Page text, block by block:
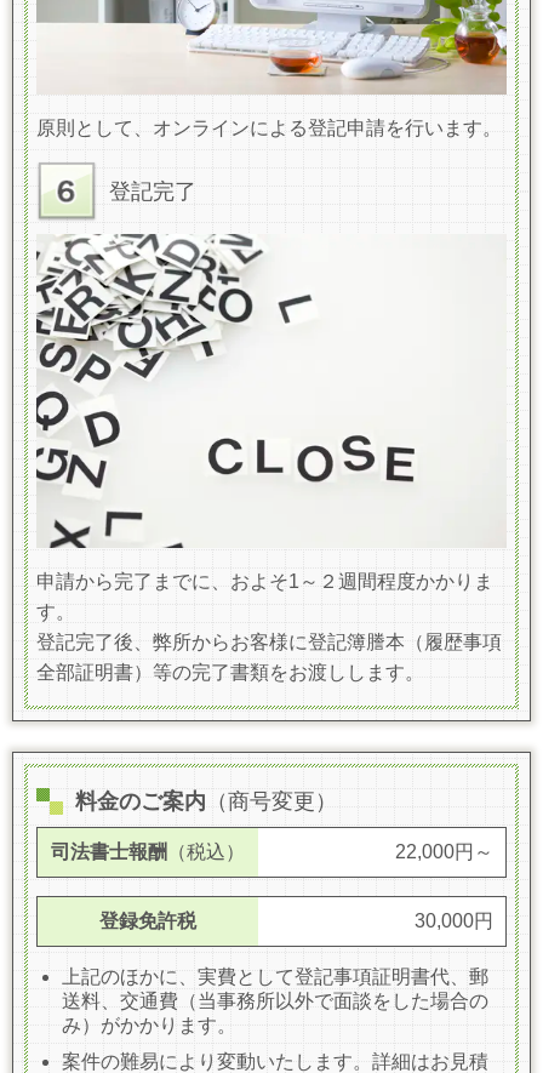
原則として、オンラインによる登記申請を行います。
登記完了
申請から完了までに、およそ1～２週間程度かかりま
す。
登記完了後、弊所からお客様に登記簿謄本（履歴事項
全部証明書）等の完了書類をお渡しします。
料金のご案内 （商号変更）
司法書士報酬 （税込） 22,000円～
登録免許税 30,000円
上記のほかに、実費として登記事項証明書代、郵
送料、交通費（当事務所以外で面談をした場合の
み）がかかります。
案件の難易により変動いたします。詳細はお見積